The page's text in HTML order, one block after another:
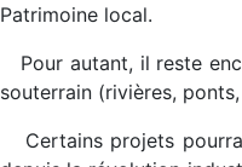
Patrimoine local.
Pour autant, il reste
souterrain (rivières,
Certains projets